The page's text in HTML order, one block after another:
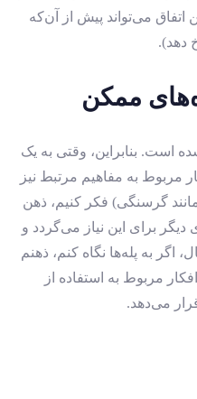
اتفاق می‌تواند پیش از آن‌که
دهد).
ممکن
است. بنابراین، وقتی به یک
مربوط به مفاهیم مرتبط نیز
گرسنگی) فکر کنیم، ذهن
دیگر برای این نیاز می‌گردد و
اگر به پله‌ها نگاه کنم، ذهنم
مربوط به استفاده از
می‌دهد.